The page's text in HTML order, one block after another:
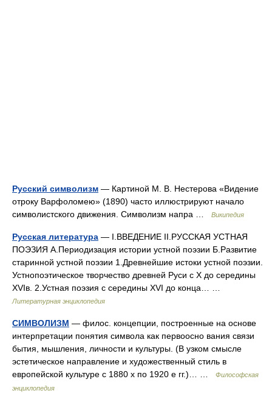
Русский символизм — Картиной М. В. Нестерова «Видение
отроку Варфоломею» (1890) часто иллюстрируют начало
символистского движения. Символизм напра …
Википедия
Русская литература — I.ВВЕДЕНИЕ II.РУССКАЯ УСТНАЯ
ПОЭЗИЯ А.Периодизация истории устной поэзии Б.Развитие
старинной устной поэзии 1.Древнейшие истоки устной поэзии.
Устнопоэтическое творчество древней Руси с X до середины
XVIв. 2.Устная поэзия с середины XVI до конца… …
Литературная энциклопедия
СИМВОЛИЗМ — филос. концепции, построенные на основе
интерпретации понятия символа как первоосно вания связи
бытия, мышления, личности и культуры. (В узком смысле
эстетическое направление и художественный стиль в
европейской культуре с 1880 х по 1920 е гг.)… …
Философская
энциклопедия